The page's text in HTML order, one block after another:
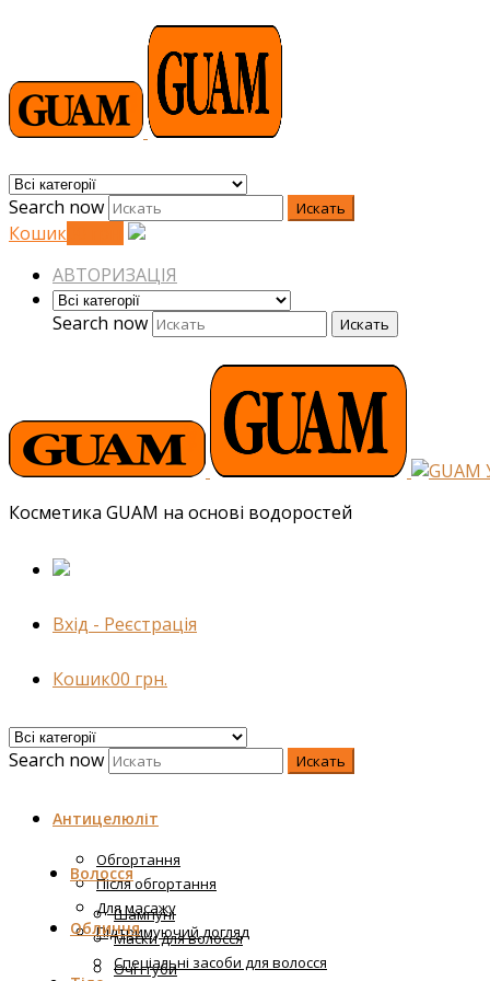
Search now Искать
Кошик
АВТОРИЗАЦІЯ
Search now
Искать
Косметика GUAM на основі водоростей
Вхід - Реєстрація
Кошик00 грн.
Search now Искать
Антицелюліт
Обгортання
Після обгортання
Для масажу
Підтримуючий догляд
Волосся
Шампуні
Маски для волосся
Спеціальні засоби для волосся
Обличчя
Очі і губи